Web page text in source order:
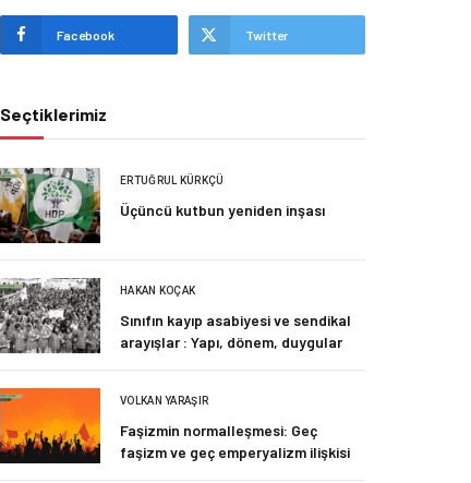
Facebook Twitter
Seçtiklerimiz
ERTUĞRUL KÜRKÇÜ
Üçüncü kutbun yeniden inşası
HAKAN KOÇAK
Sınıfın kayıp asabiyesi ve sendikal
arayışlar : Yapı, dönem, duygular
VOLKAN YARAŞIR
Faşizmin normalleşmesi: Geç
faşizm ve geç emperyalizm ilişkisi